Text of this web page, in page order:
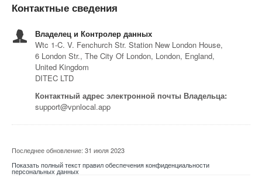
Контактные сведения
Владелец и Контролер данных
Wtc 1-C. V. Fenchurch Str. Station New London House,
6 London Str., The City Of London, London, England,
United Kingdom
DITEC LTD
Контактный адрес электронной почты Владельца:
support@vpnlocal.app
Последнее обновление: 31 июля 2023
Показать полный текст правил обеспечения конфиденциальности
персональных данных